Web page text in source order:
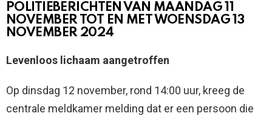
POLITIEBERICHTEN VAN MAANDAG 11
NOVEMBER TOT EN MET WOENSDAG 13
NOVEMBER 2024
Levenloos lichaam aangetroffen
Op dinsdag 12 november, rond 14:00 uur, kreeg de
centrale meldkamer melding dat er een persoon die